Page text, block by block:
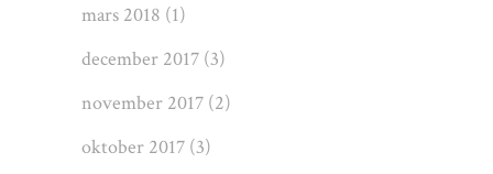
mars 2018 (1)
december 2017 (3)
november 2017 (2)
oktober 2017 (3)